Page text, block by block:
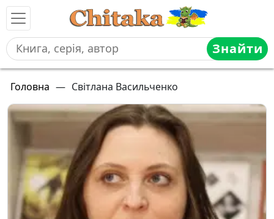
Знайти
Головна — Світлана Васильченко